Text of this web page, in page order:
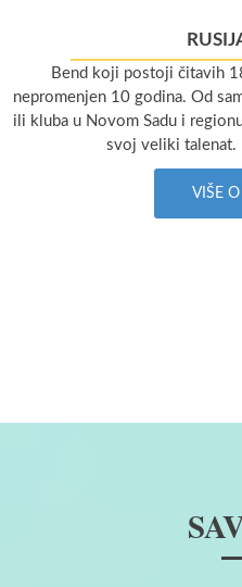
Bend koji postoji čitavih
nepromenjen 10 godina. Od
ili kluba u Novom Sadu i
svoj veliki talenat.
VIŠE